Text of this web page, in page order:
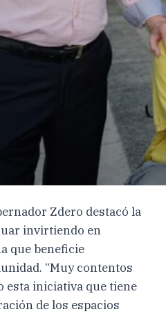
Zdero destacó la
invirtiendo en
que beneficie
“Muy contentos
esta iniciativa que tiene
de los espacios